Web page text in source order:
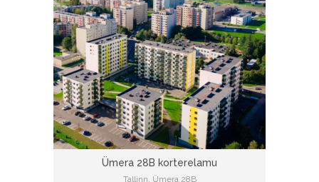
Ümera 28B korterelamu
Tallinn, Ümera 28B